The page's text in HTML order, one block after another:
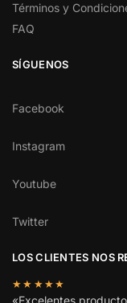
Términos y
FAQ
SÍGUENOS
Facebook
Instagram
Youtube
Twitter
LOS CLIENTES NOS
★★★★★